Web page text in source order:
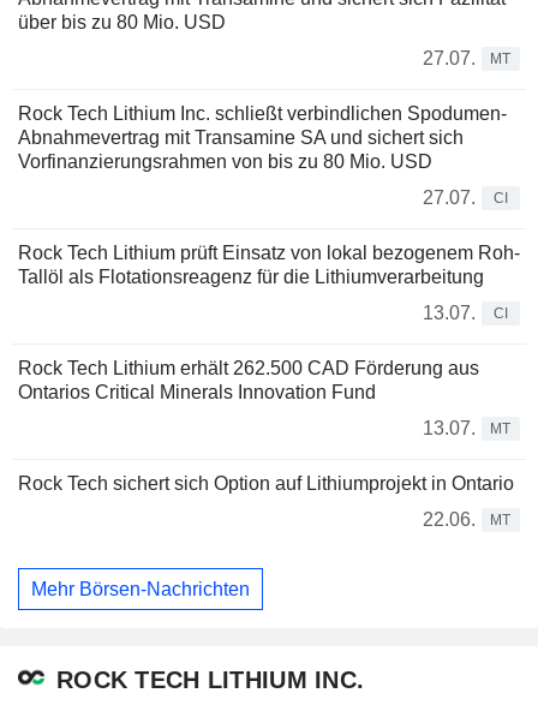
über bis zu 80 Mio. USD
27.07.
MT
Rock Tech Lithium Inc. schließt verbindlichen Spodumen-
Abnahmevertrag mit Transamine SA und sichert sich
Vorfinanzierungsrahmen von bis zu 80 Mio. USD
27.07.
CI
Rock Tech Lithium prüft Einsatz von lokal bezogenem Roh-
Tallöl als Flotationsreagenz für die Lithiumverarbeitung
13.07.
CI
Rock Tech Lithium erhält 262.500 CAD Förderung aus
Ontarios Critical Minerals Innovation Fund
13.07.
MT
Rock Tech sichert sich Option auf Lithiumprojekt in Ontario
22.06.
MT
Mehr Börsen-Nachrichten
ROCK TECH LITHIUM INC.